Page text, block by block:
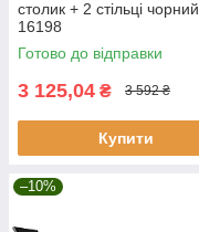
столик + 2 стільці чорний
16198
Готово до відправки
3 125,04 ₴ 3 592 ₴
Купити
–10%